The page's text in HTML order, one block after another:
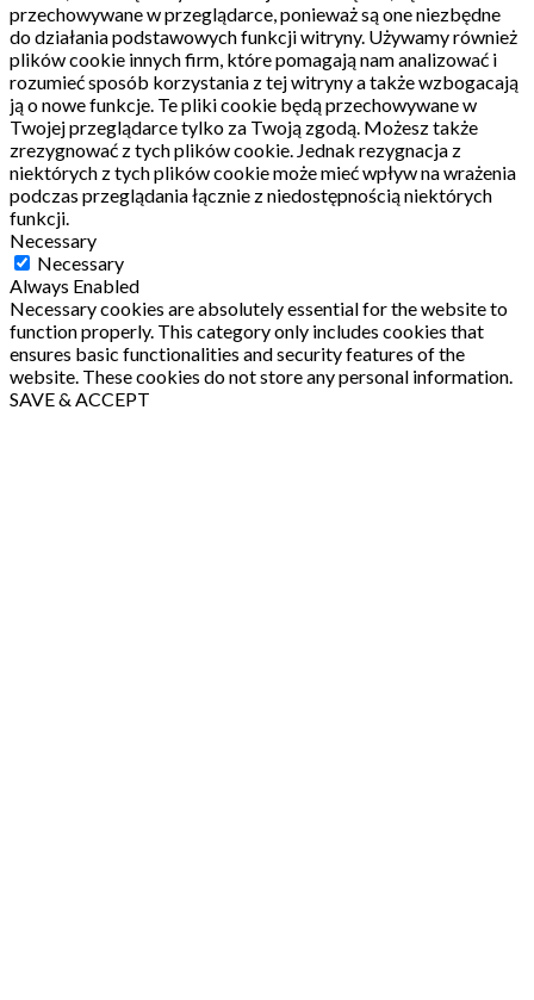
przechowywane w przeglądarce, ponieważ są one niezbędne
do działania podstawowych funkcji witryny. Używamy również
plików cookie innych firm, które pomagają nam analizować i
rozumieć sposób korzystania z tej witryny a także wzbogacają
ją o nowe funkcje. Te pliki cookie będą przechowywane w
Twojej przeglądarce tylko za Twoją zgodą. Możesz także
zrezygnować z tych plików cookie. Jednak rezygnacja z
niektórych z tych plików cookie może mieć wpływ na wrażenia
podczas przeglądania łącznie z niedostępnością niektórych
funkcji.
Necessary
Necessary
Always Enabled
Necessary cookies are absolutely essential for the website to
function properly. This category only includes cookies that
ensures basic functionalities and security features of the
website. These cookies do not store any personal information.
SAVE & ACCEPT